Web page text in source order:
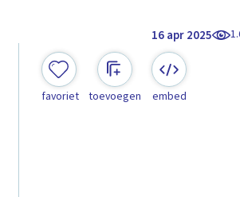
16 apr 2025
favoriet toevoegen embed